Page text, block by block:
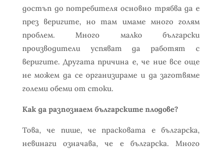
достъп до потребителя основно трябва да е
през веригите, но там имаме много голям
проблем. Много малко български
производители успяват да работят с
веригите. Другата причина е, че ние все още
не можем да се организираме и да заготвяме
големи обеми от стоки.
Как да разпознаем българските плодове?
Това, че пише, че прасковата е българска,
невинаги означава, че е българска. Много